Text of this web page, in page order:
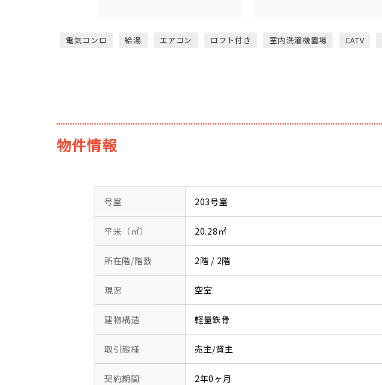
電気コンロ 給湯 エアコン ロフト付き 室内洗濯機置場 CATV
物件情報
号室 203号室
平米（㎡） 20.28㎡
所在階/階数 2階 / 2階
現況 空室
建物構造 軽量鉄骨
取引態様 売主/貸主
契約期間 2年0ヶ月